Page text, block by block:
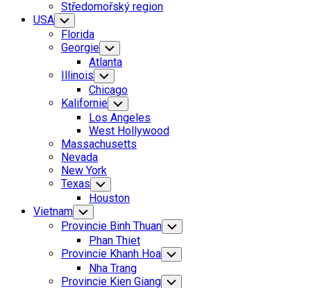
Středomořský region
USA Toggle
Child
Menu
Florida
Georgie Toggle
Child
Menu
Atlanta
Illinois Toggle
Child
Menu
Chicago
Kalifornie Toggle
Child
Menu
Los Angeles
West Hollywood
Massachusetts
Nevada
New York
Texas Toggle
Child
Menu
Houston
Vietnam Toggle
Child
Menu
Provincie Binh Thuan Toggle
Child
Menu
Phan Thiet
Provincie Khanh Hoa Toggle
Child
Menu
Nha Trang
Provincie Kien Giang Toggle